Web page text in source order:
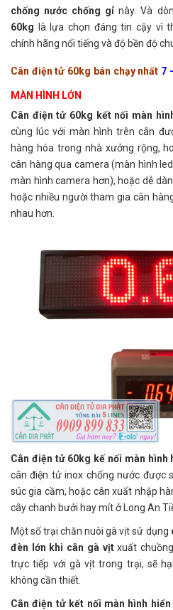
chống nước chống gỉ này. Và
60kg là lựa chọn đáng tin cậy vì
chính hãng nổi tiếng và độ bền độ
Cân điện tử 60kg bán chạy nhất 7 -
MÀN HÌNH LỚN
Cân điện tử 60kg kết nối màn
cùng lúc với màn hình trên cân
hàng hóa trong nhà xưởng rộng,
cân hàng qua camera (màn hình
màn hình camera hơn), hoặc dễ
hoặc nhiều người tham gia cân
nhau hơn.
Cân điện tử 60kg kế nối màn hình
cân điện tử inox chống nước được
súc gia cầm, hoặc cân xuất nhập
cây chanh bưởi hay mít ở Long An
Một số trại chăn nuôi gà vịt sử dụng
đèn lớn khi cân gà vịtxuất
trực tiếp với gà vịt trong trại, sẽ
không cần thiết.
Cân điện tử kết nối màn hình